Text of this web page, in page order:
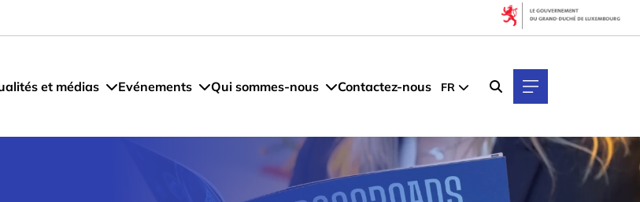
et médias Evénements Qui sommes-nous Contactez-nous FR